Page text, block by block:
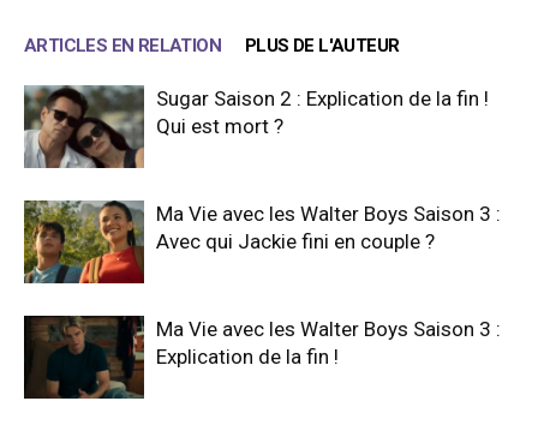
ARTICLES EN RELATION PLUS DE L'AUTEUR
Sugar Saison 2 : Explication de la fin !
Qui est mort ?
Ma Vie avec les Walter Boys Saison 3 :
Avec qui Jackie fini en couple ?
Ma Vie avec les Walter Boys Saison 3 :
Explication de la fin !